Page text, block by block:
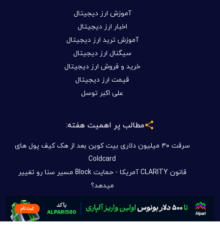
آموزش ارز دیجیتال
اخبار ارز دیجیتال
آموزش ترید ارز دیجیتال
سیگنال ارز دیجیتال
خرید و فروش ارز دیجیتال
قیمت ارز دیجیتال
علی اکبر توسل
مطالب پر اهمیت هفته:
سرقت ۴۰ میلیون دلاری بیت کوین بعد از هک کیف پول های
Coldcard
قانون CLARITY آمریکا - حمایت Block مسیر سنا رو تغییر
میدهد؟
توسل سیستم چیست؟ آشنایی کامل با سیستم معاملاتی
هوشمند T.S در بیتکس روم
بازی تازه DOGE شروع شد